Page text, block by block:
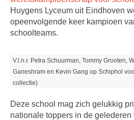
Huygens Lyceum uit Eindhoven
opeenvolgende keer kampioen
schoolteams.
V.l.n.r. Petra Schuurman, Tommy Grooten,
Ganeshram en Kevin Gang op Schiphol
collectie)
Deze school mag zich gelukkig
nationale toppers in de gelederen